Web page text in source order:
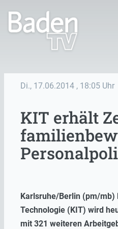
Di., 17.06.2014 , 18:05 Uhr
KIT erhält
Karlsruhe/Berlin (pm/mb)
Technologie (KIT) wird
mit 321 weiteren